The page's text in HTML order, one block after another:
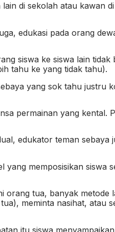
di sekolah atau kawan
edukasi pada orang
siswa ke siswa lain tidak
tahu ke yang tidak tahu).
yang sok tahu justru
permainan yang kental.
edukator teman sebaya
memposisikan siswa
orang tua, banyak metode
meminta nasihat, atau
itu siswa